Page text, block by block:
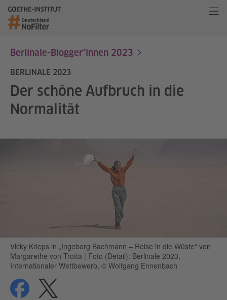
Berlinale-Blogger*innen 2023
BERLINALE 2023
Der schöne Aufbruch in die
Normalität
Vicky Krieps in „Ingeborg Bachmann – Reise in die Wüste“ von
Margarethe von Trotta | Foto (Detail): Berlinale 2023,
Internationaler Wettbewerb, © Wolfgang Ennenbach
teilen teilen